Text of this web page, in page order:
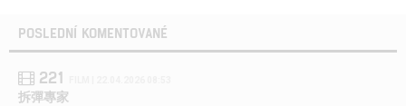
POSLEDNÍ KOMENTOVANÉ
221
拆彈專家